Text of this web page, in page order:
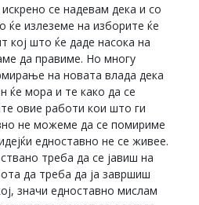
се надевам дека и со
ќе излеземе на изборите ќе
кој што ќе даде насока на
да правиме. Но многу
на новата влада дека
ќе мора и те како да се
овие работи кои што ги
не можеме да се помириме
едноставно не се живее.
треба да се јавиш на
да треба да ја завршиш
значи едноставно мислам